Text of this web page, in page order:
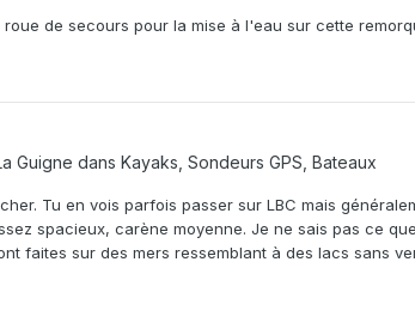
de secours pour la mise à l'eau sur cette
Guigne dans Kayaks, Sondeurs GPS, Bateaux
Tu en vois parfois passer sur LBC mais
spacieux, carène moyenne. Je ne sais pas ce
faites sur des mers ressemblant à des lacs sans